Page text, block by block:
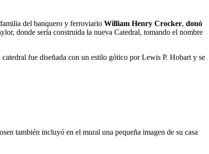
del banquero y ferroviario William Henry Crocker, donó
donde sería construida la nueva Catedral, tomando el nombre
fue diseñada con un estilo gótico por Lewis P. Hobart y se
también incluyó en el mural una pequeña imagen de su casa